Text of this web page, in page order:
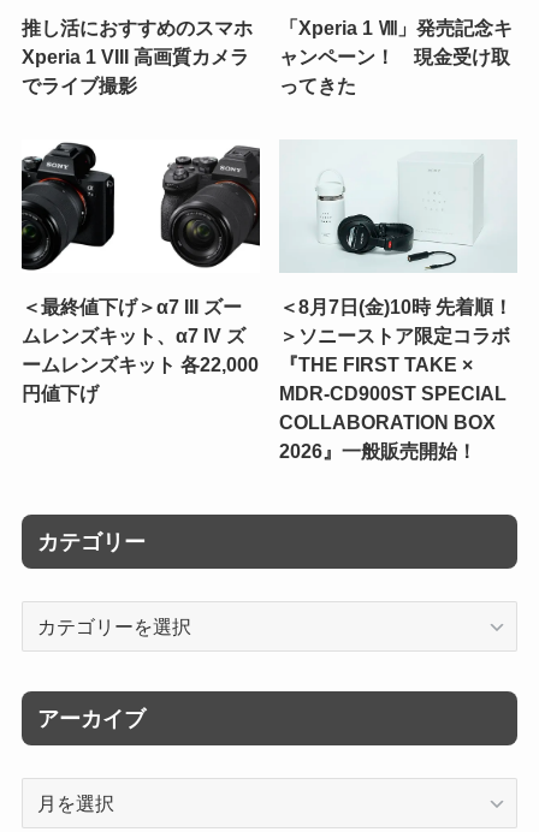
推し活におすすめのスマホ
Xperia 1 VIII 高画質カメラ
でライブ撮影
「Xperia 1 Ⅷ」発売記念キ
ャンペーン！ 現金受け取
ってきた
＜最終値下げ＞α7 III ズー
ムレンズキット、α7 IV ズ
ームレンズキット 各22,000
円値下げ
＜8月7日(金)10時 先着順！
＞ソニーストア限定コラボ
『THE FIRST TAKE ×
MDR-CD900ST SPECIAL
COLLABORATION BOX
2026』一般販売開始！
カテゴリー
リ
ー
アーカイブ